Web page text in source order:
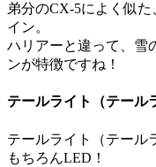
弟分のCX-5によく似
イン。
ハリアーと違って、雪
ンが特徴ですね！
テールライト（テール
テールライト（テール
もちろんLED！